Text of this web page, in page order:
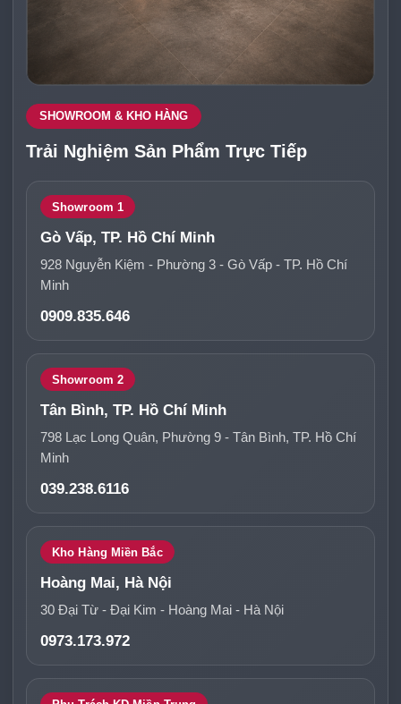
SHOWROOM & KHO HÀNG
Trải Nghiệm Sản Phẩm Trực Tiếp
Showroom 1
Gò Vấp, TP. Hồ Chí Minh
928 Nguyễn Kiệm - Phường 3 - Gò Vấp - TP. Hồ Chí
Minh
0909.835.646
Showroom 2
Tân Bình, TP. Hồ Chí Minh
798 Lạc Long Quân, Phường 9 - Tân Bình, TP. Hồ Chí
Minh
039.238.6116
Kho Hàng Miền Bắc
Hoàng Mai, Hà Nội
30 Đại Từ - Đại Kim - Hoàng Mai - Hà Nội
0973.173.972